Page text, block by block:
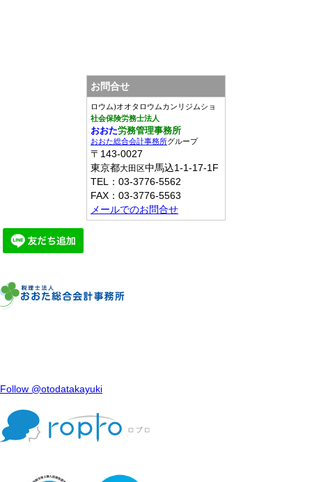
お問合せ
ロウム)オオタロウムカンリジムショ
社会保険労務士法人
おおた労務管理事務所
おおた総合会計事務所グループ
〒 143-0027
東京都大田区中馬込1-1-17-1F
TEL： 03-3776-5562
FAX： 03-3776-5563
メールでのお問合せ
Follow @otodatakayuki